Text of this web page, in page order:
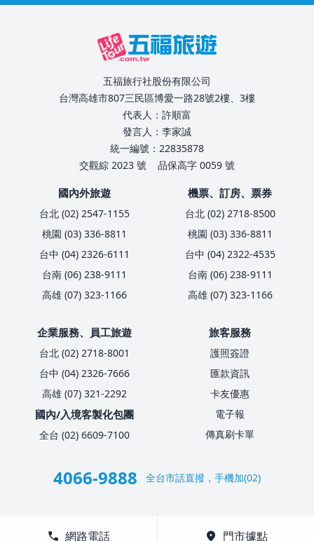
五福旅行社股份有限公司
台灣高雄市807三民區博愛一路28號2樓、3樓
代表人：許順富
發言人：李家誠
統一編號：22835878
交觀綜 2023 號
品保高字 0059 號
國內外旅遊
台北 (02) 2547-1155
桃園 (03) 336-8811
台中 (04) 2326-6111
台南 (06) 238-9111
高雄 (07) 323-1166
機票、訂房、票券
台北 (02) 2718-8500
桃園 (03) 336-8811
台中 (04) 2322-4535
台南 (06) 238-9111
高雄 (07) 323-1166
企業服務、員工旅遊
台北 (02) 2718-8001
台中 (04) 2326-7666
高雄 (07) 321-2292
國內/入境客製化包團
全台 (02) 6609-7100
旅客服務
護照簽證
匯款資訊
卡友優惠
電子報
傳真刷卡單
4066-9888 全台市話直撥，手機加(02)
call 網路電話 location_on 門市據點